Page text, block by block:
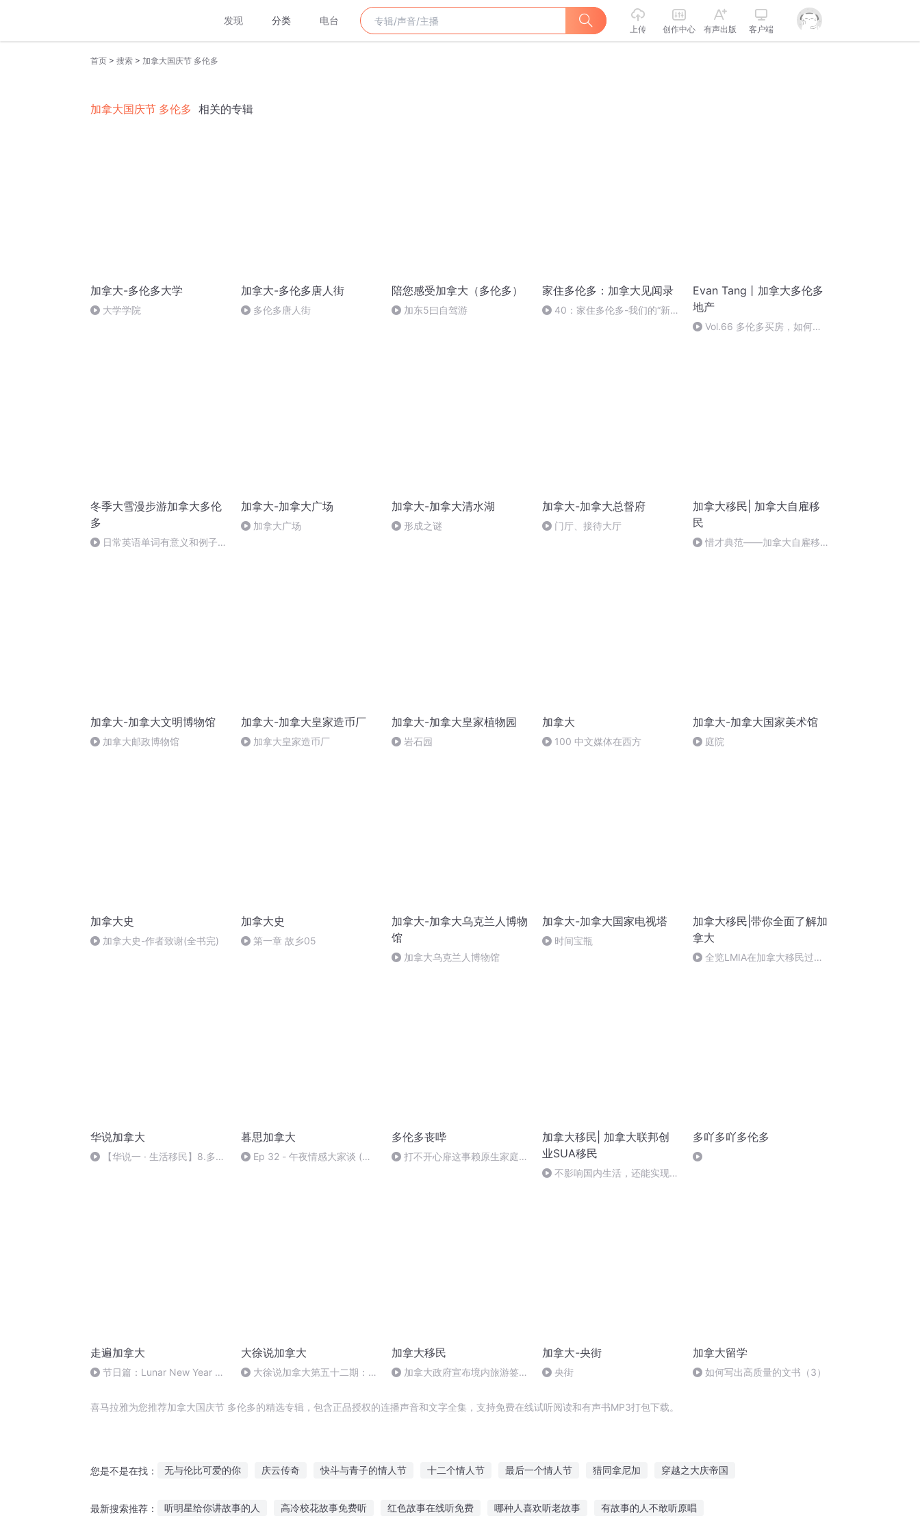
发现 分类 电台
上传 创作中心 有声出版 客户端
首页 > 搜索 > 加拿大国庆节 多伦多
加拿大国庆节 多伦多 相关的专辑
加拿大-多伦多大学
大学学院
加拿大-多伦多唐人街
多伦多唐人街
陪您感受加拿大（多伦多）
加东5曰自驾游
家住多伦多：加拿大见闻录
40：家住多伦多-我们的“新
Evan Tang丨加拿大多伦多
地产
Vol.66 多伦多买房，如何做
冬季大雪漫步游加拿大多伦
多
日常英语单词有意义和例子单
加拿大-加拿大广场
加拿大广场
加拿大-加拿大清水湖
形成之谜
加拿大-加拿大总督府
门厅、接待大厅
加拿大移民| 加拿大自雇移
民
惜才典范——加拿大自雇移民
加拿大-加拿大文明博物馆
加拿大邮政博物馆
加拿大-加拿大皇家造币厂
加拿大皇家造币厂
加拿大-加拿大皇家植物园
岩石园
加拿大
100 中文媒体在西方
加拿大-加拿大国家美术馆
庭院
加拿大史
加拿大史-作者致谢(全书完)
加拿大史
第一章 故乡05
加拿大-加拿大乌克兰人博物
馆
加拿大乌克兰人博物馆
加拿大-加拿大国家电视塔
时间宝瓶
加拿大移民|带你全面了解加
拿大
全览LMIA在加拿大移民过程
华说加拿大
【华说一 · 生活移民】8.多伦
暮思加拿大
Ep 32 - 午夜情感大家谈 (嘉
多伦多丧哔
打不开心扉这事赖原生家庭?!
加拿大移民| 加拿大联邦创
业SUA移民
不影响国内生活，还能实现事
多吖多吖多伦多
走遍加拿大
节日篇：Lunar New Year 农
大徐说加拿大
大徐说加拿大第五十二期：加
3900人之多
加拿大移民
加拿大政府宣布境内旅游签可
加拿大-央街
央街
加拿大留学
如何写出高质量的文书（3）
喜马拉雅为您推荐加拿大国庆节 多伦多的精选专辑，包含正品授权的连播声音和文字全集，支持免费在线试听阅读和有声书MP3打包下载。
您是不是在找： 无与伦比可爱的你 庆云传奇 快斗与青子的情人节 十二个情人节 最后一个情人节 猎同拿尼加 穿越之大庆帝国
最新搜索推荐： 听明星给你讲故事的人 高冷校花故事免费听 红色故事在线听免费 哪种人喜欢听老故事 有故事的人不敢听原唱